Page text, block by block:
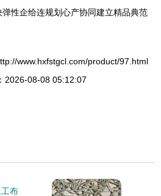
性企给连规划心产协同建立精品典范
www.hxfstgcl.com/product/97.html
2026-08-08 05:12:07